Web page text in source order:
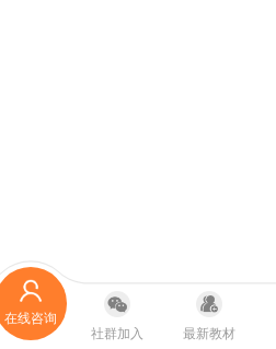
在线咨询
社群加入
最新教材